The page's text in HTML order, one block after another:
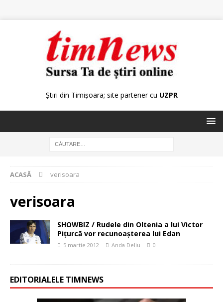
Știri din Timișoara; site partener cu UZPR
ACASĂ verisoara
verisoara
SHOWBIZ / Rudele din Oltenia a lui Victor
Piţurcă vor recunoaşterea lui Edan
5 martie 2012 Anda Deliu 0
EDITORIALELE TIMNEWS